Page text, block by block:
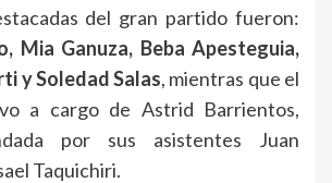
del gran partido fueron:
Mia Ganuza, Beba Apesteguia,
y Soledad Salas, mientras que el
a cargo de Astrid Barrientos,
por sus asistentes Juan
Taquichiri.